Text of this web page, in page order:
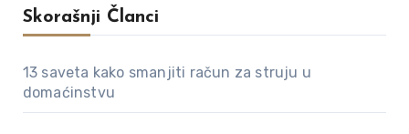
Skorašnji Članci
13 saveta kako smanjiti račun za struju u
domaćinstvu